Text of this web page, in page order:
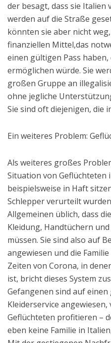
der besagt, dass sie Italien
werden auf die Straße
könnten sie aber nicht
finanziellen Mittel,das
einen gültigen Pass haben,
ermöglichen würde. Sie
großen Gruppe an
ohne jegliche
Sie sind oft diejenigen, die
Ein weiteres Problem:
Als weiteres großes
Situation von Geflüchteten
beispielsweise in Haft
Schlepper verurteilt
Allgemeinen üblich, dass
Kleidung, Handtüchern
müssen. Sie sind also auf
angewiesen und die
Zeiten von Corona, in
ist, bricht dieses System
Gefangenen sind auf
Kleiderservice
Geflüchteten profitieren –
eben keine Familie in